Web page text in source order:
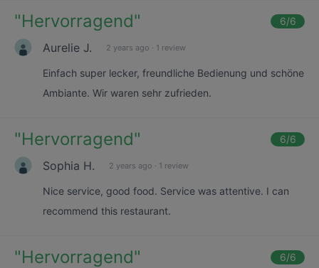
"Hervorragend" 6/6
Aurelie J. 2 years ago · 1 review
Einfach super lecker, freundliche Bedienung und schöne
Ambiante. Wir waren sehr zufrieden.
"Hervorragend" 6/6
Sophia H. 2 years ago · 1 review
Nice service, good food. Service was attentive. I can
recommend this restaurant.
"Hervorragend" 6/6